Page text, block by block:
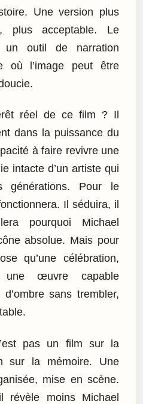
Une version plus
plus acceptable. Le
un outil de narration
où l’image peut être
réel de ce film ? Il
dans la puissance du
à faire revivre une
intacte d’un artiste qui
générations. Pour le
Il séduira, il
pourquoi Michael
absolue. Mais pour
qu’une célébration,
œuvre capable
sans trembler,
pas un film sur la
sur la mémoire. Une
mise en scène.
moins Michael